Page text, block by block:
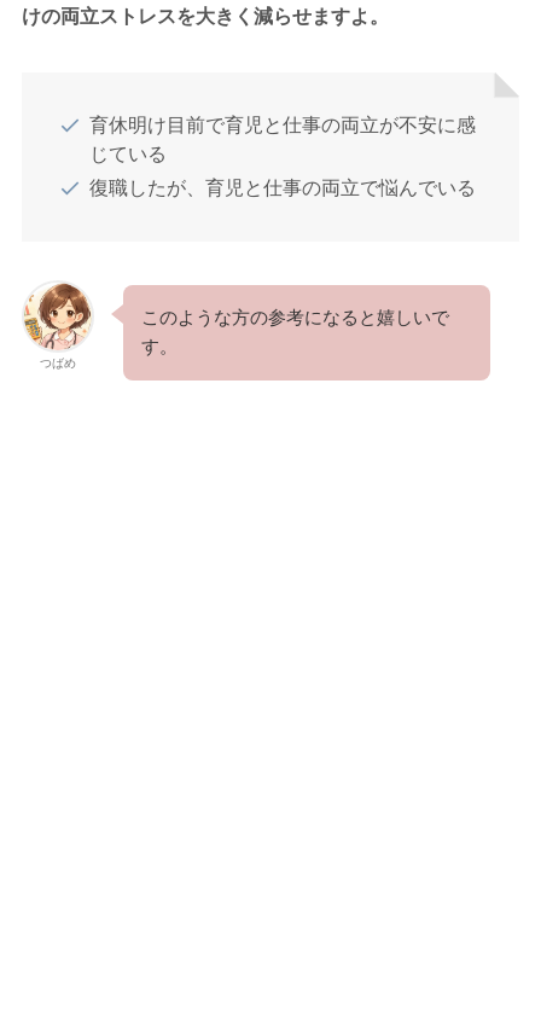
けの両立ストレスを大きく減らせますよ。
育休明け目前で育児と仕事の両立が不安に感
じている
復職したが、育児と仕事の両立で悩んでいる
つばめ
このような方の参考になると嬉しいで
す。